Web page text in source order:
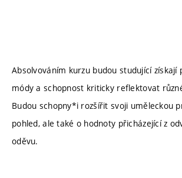
Absolvováním kurzu budou studující získají
módy a schopnost kriticky reflektovat
Budou schopny*i rozšířit svoji uměleckou
pohled, ale také o hodnoty přicházející z
oděvu.